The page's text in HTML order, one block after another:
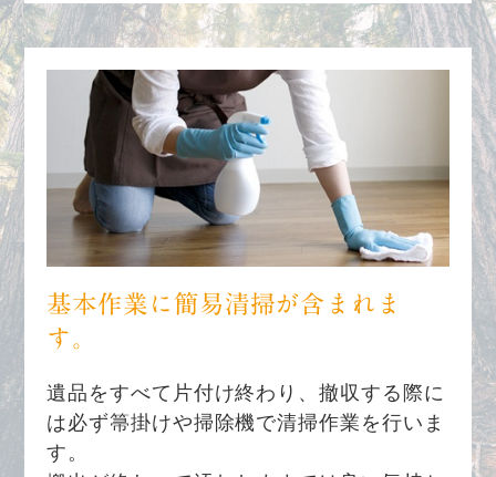
基本作業に簡易清掃が含まれま
す。
遺品をすべて片付け終わり、撤収する際に
は必ず箒掛けや掃除機で清掃作業を行いま
す。